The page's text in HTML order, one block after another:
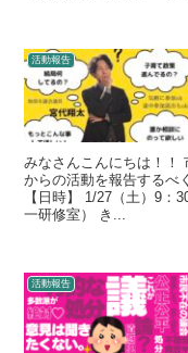
活動報告
みなさんこんにちは！！
からの活動を報告するべ
【日時】 1/27（土）9：
一研修室） き...
活動報告